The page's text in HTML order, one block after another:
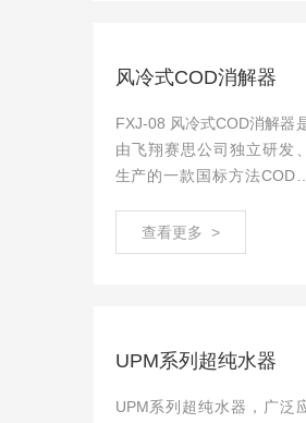
风冷式COD消解器
FXJ-08 风冷式COD消解器
由飞翔赛思公司独立研发、
生产的一款国标方法COD回
共和国环境保护标准“HJ 828
-2017水质 化学需氧量的测
查看更多 >
UPM系列超纯水器
UPM系列超纯水器，广泛